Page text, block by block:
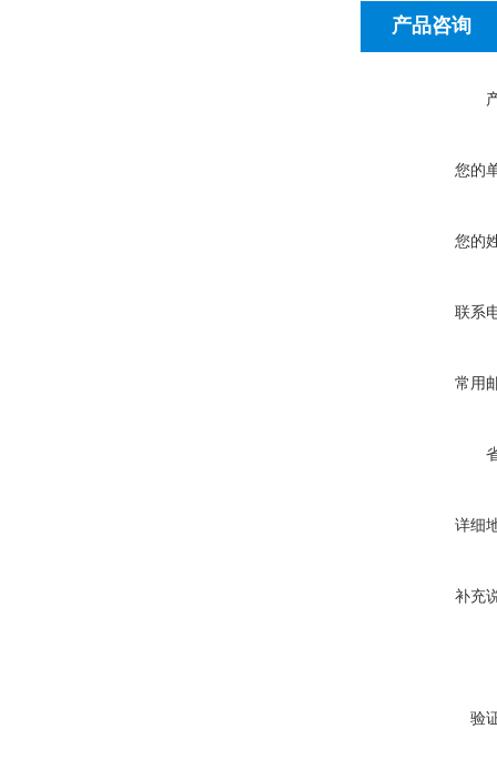
产品咨询
您的
您的
联系
常用
详细
补充
验